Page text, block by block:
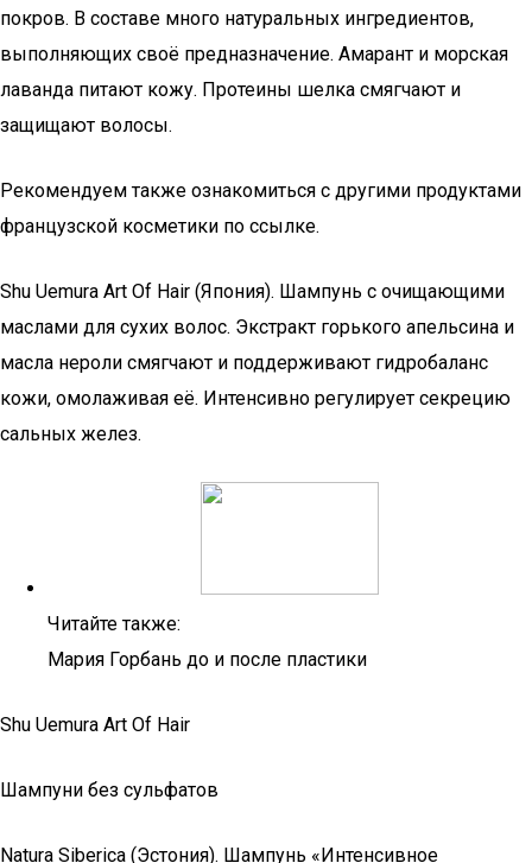
покров. В составе много натуральных ингредиентов,
выполняющих своё предназначение. Амарант и морская
лаванда питают кожу. Протеины шелка смягчают и
защищают волосы.
Рекомендуем также ознакомиться с другими продуктами
французской косметики по ссылке.
Shu Uemura Art Of Hair (Япония). Шампунь с очищающими
маслами для сухих волос. Экстракт горького апельсина и
масла нероли смягчают и поддерживают гидробаланс
кожи, омолаживая её. Интенсивно регулирует секрецию
сальных желез.
Читайте также:
Мария Горбань до и после пластики
Shu Uemura Art Of Hair
Шампуни без сульфатов
Natura Siberica (Эстония). Шампунь «Интенсивное